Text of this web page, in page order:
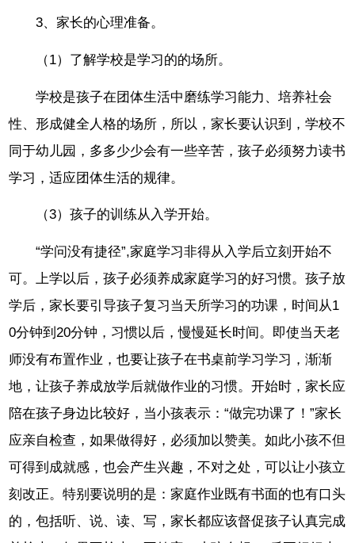
3、家长的心理准备。
（1）了解学校是学习的的场所。
学校是孩子在团体生活中磨练学习能力、培养社会
性、形成健全人格的场所，所以，家长要认识到，学校不
同于幼儿园，多多少少会有一些辛苦，孩子必须努力读书
学习，适应团体生活的规律。
（3）孩子的训练从入学开始。
“学问没有捷径”,家庭学习非得从入学后立刻开始不
可。上学以后，孩子必须养成家庭学习的好习惯。孩子放
学后，家长要引导孩子复习当天所学习的功课，时间从1
0分钟到20分钟，习惯以后，慢慢延长时间。即使当天老
师没有布置作业，也要让孩子在书桌前学习学习，渐渐
地，让孩子养成放学后就做作业的习惯。开始时，家长应
陪在孩子身边比较好，当小孩表示：“做完功课了！”家长
应亲自检查，如果做得好，必须加以赞美。如此小孩不但
可得到成就感，也会产生兴趣，不对之处，可以让小孩立
刻改正。特别要说明的是：家庭作业既有书面的也有口头
的，包括听、说、读、写，家长都应该督促孩子认真完成